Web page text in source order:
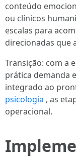
conteúdo
ou clínicos
escalas para
direcionadas que
Transição: com a
prática demanda
integrado ao
psicologia , as
operacional.